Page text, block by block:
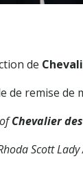
de
remise de
Chevalier
Scott Lady